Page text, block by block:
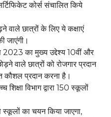
कोर्स संचालित किये
वाले छात्रों के लिए ये कक्षाएं
जाएंगी।
2023 का मुख्य उद्देश्य 10वीं और
वाले छात्रों को रोजगार प्रदान
कौशल प्रदान करना है।
विभाग द्वारा 150 स्कूलों
का चयन किया जाएगा,